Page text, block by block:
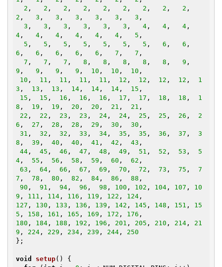
2 , 2 , 2 , 2 , 2 , 2 , 2 , 2 , 2
2 , 3 , 3 , 3 , 3 , 3 , 3 ,
3 , 3 , 3 , 3 , 3 , 3 , 4 , 4 , 4
4 , 4 , 4 , 4 , 4 , 4 , 5 ,
5 , 5 , 5 , 5 , 5 , 5 , 5 , 6 , 6
6 , 6 , 6 , 6 , 6 , 7 , 7 ,
7 , 7 , 7 , 8 , 8 , 8 , 8 , 8 , 9
9 , 9 , 9 , 9 , 10 , 10 , 10 ,
10 , 11 , 11 , 11 , 11 , 12 , 12 , 12 , 12 , 1
3 , 13 , 13 , 14 , 14 , 14 , 15 ,
15 , 15 , 16 , 16 , 16 , 17 , 17 , 18 , 18 , 1
8 , 19 , 19 , 20 , 20 , 21 , 21 ,
22 , 22 , 23 , 23 , 24 , 24 , 25 , 25 , 26 , 2
6 , 27 , 28 , 28 , 29 , 30 , 30 ,
31 , 32 , 32 , 33 , 34 , 35 , 35 , 36 , 37 , 3
8 , 39 , 40 , 40 , 41 , 42 , 43 ,
44 , 45 , 46 , 47 , 48 , 49 , 51 , 52 , 53 , 5
4 , 55 , 56 , 58 , 59 , 60 , 62 ,
63 , 64 , 66 , 67 , 69 , 70 , 72 , 73 , 75 , 7
7 , 78 , 80 , 82 , 84 , 86 , 88 ,
90 , 91 , 94 , 96 , 98 , 100 , 102 , 104 , 107 , 10
9 , 111 , 114 , 116 , 119 , 122 , 124
127 , 130 , 133 , 136 , 139 , 142 , 145 , 148 , 151 , 15
5 , 158 , 161 , 165 , 169 , 172 , 176
180 , 184 , 188 , 192 , 196 , 201 , 205 , 210 , 214 , 21
9 , 224 , 229 , 234 , 239 , 244 , 250
};
void setup()
{